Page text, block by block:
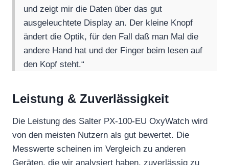
und zeigt mir die Daten über das gut
ausgeleuchtete Display an. Der kleine Knopf
ändert die Optik, für den Fall daß man Mal die
andere Hand hat und der Finger beim lesen auf
den Kopf steht.“
Leistung & Zuverlässigkeit
Die Leistung des Salter PX-100-EU OxyWatch wird
von den meisten Nutzern als gut bewertet. Die
Messwerte scheinen im Vergleich zu anderen
Geräten, die wir analysiert haben, zuverlässig zu